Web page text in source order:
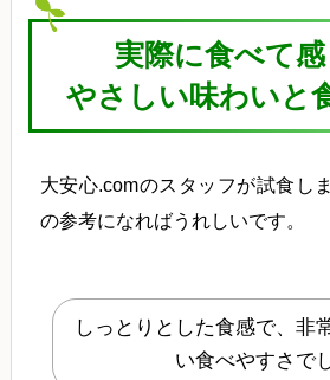
実際に食べて感
やさしい味わいと
大安心.comのスタッフが試食し
の参考になればうれしいです。
しっとりとした食感で、非
い食べやすさで